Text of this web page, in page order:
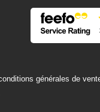
générales de